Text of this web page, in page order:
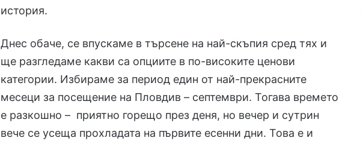
история.
Днес обаче, се впускаме в търсене на най-скъпия сред тях и
ще разгледаме какви са опциите в по-високите ценови
категории. Избираме за период един от най-прекрасните
месеци за посещение на Пловдив – септември. Тогава времето
е разкошно – приятно горещо през деня, но вечер и сутрин
вече се усеща прохладата на първите есенни дни. Това е и